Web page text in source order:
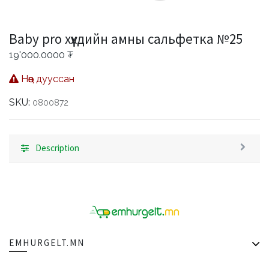
Baby pro хүүхдийн амны сальфетка №25
19'000.0000 ₮
Нөөц дууссан
SKU: 0800872
Description
EMHURGELT.MN